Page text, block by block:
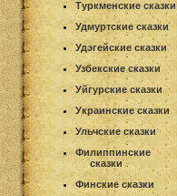
Туркменские сказки
Удмуртские сказки
Удэгейские сказки
Узбекские сказки
Уйгурские сказки
Украинские сказки
Ульчские сказки
Филиппинские
сказки
Финские сказки